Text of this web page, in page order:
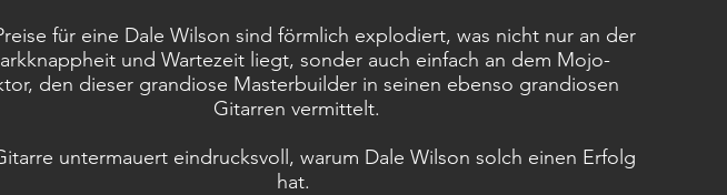
für eine Dale Wilson sind förmlich explodiert, was nicht nur an der
und Wartezeit liegt, sonder auch einfach an dem Mojo-
den dieser grandiose Masterbuilder in seinen ebenso grandiosen
Gitarren vermittelt.
untermauert eindrucksvoll, warum Dale Wilson solch einen Erfolg
hat.